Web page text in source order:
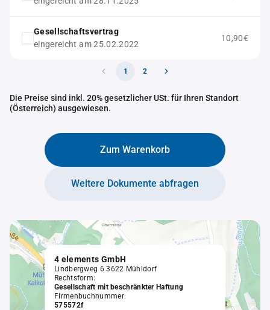
Gesellschaftsvertrag
eingereicht am 25.02.2022
10,90€
1 2
Die Preise sind inkl. 20% gesetzlicher USt. für Ihren Standort
(Österreich) ausgewiesen.
Zum Warenkorb
Weitere Dokumente abfragen
4 elements GmbH
Lindbergweg 6 3622 Mühldorf
Rechtsform:
Gesellschaft mit beschränkter Haftung
Firmenbuchnummer:
575572f